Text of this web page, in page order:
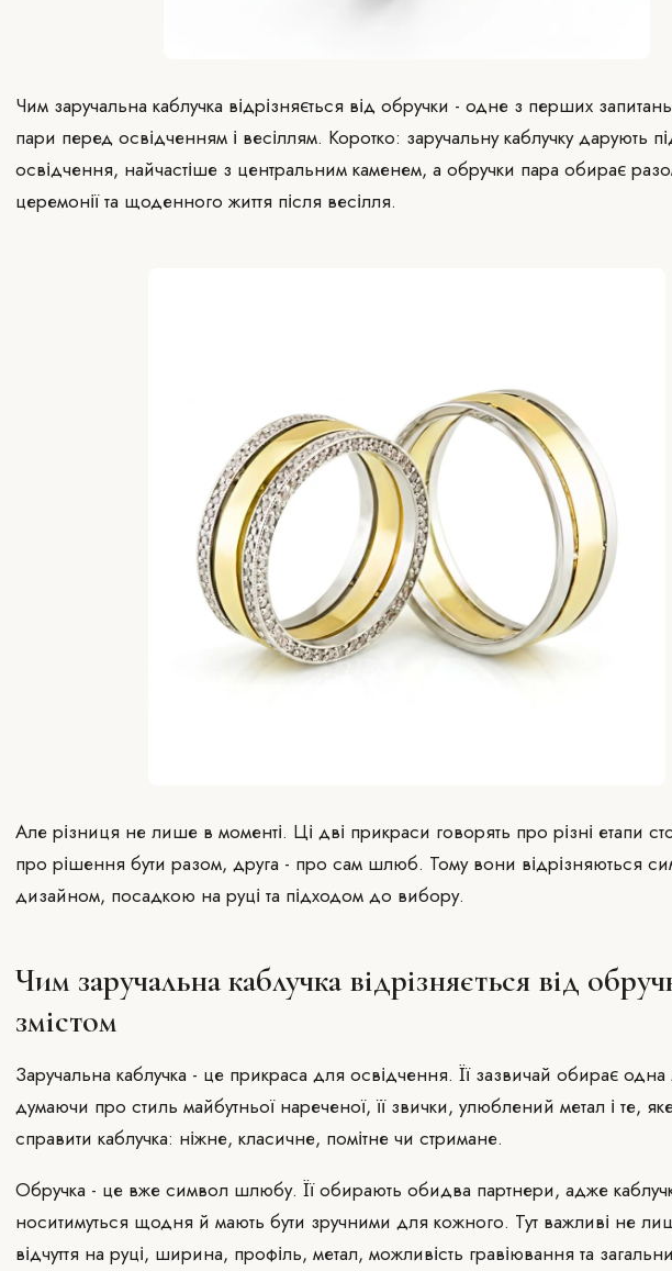
Чим заручальна каблучка відрізняється від обручки - одне з перших
пари перед освідченням і весіллям. Коротко: заручальну каблучку дарують
освідчення, найчастіше з центральним каменем, а обручки пара обирає
церемонії та щоденного життя після весілля.
Але різниця не лише в моменті. Ці дві прикраси говорять про різні етапи
про рішення бути разом, друга - про сам шлюб. Тому вони відрізняються
дизайном, посадкою на руці та підходом до вибору.
Чим заручальна каблучка відрізняється від
змістом
Заручальна каблучка - це прикраса для освідчення. Її зазвичай обирає
думаючи про стиль майбутньої нареченої, її звички, улюблений метал і те,
справити каблучка: ніжне, класичне, помітне чи стримане.
Обручка - це вже символ шлюбу. Її обирають обидва партнери, адже
носитимуться щодня й мають бути зручними для кожного. Тут важливі не
відчуття на руці, ширина, профіль, метал, можливість гравіювання та